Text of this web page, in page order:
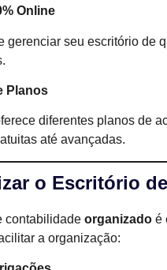
Online
gerenciar seu escritório de
Planos
diferentes planos de
até avançadas.
o Escritório
contabilidade organizado é
a organização: